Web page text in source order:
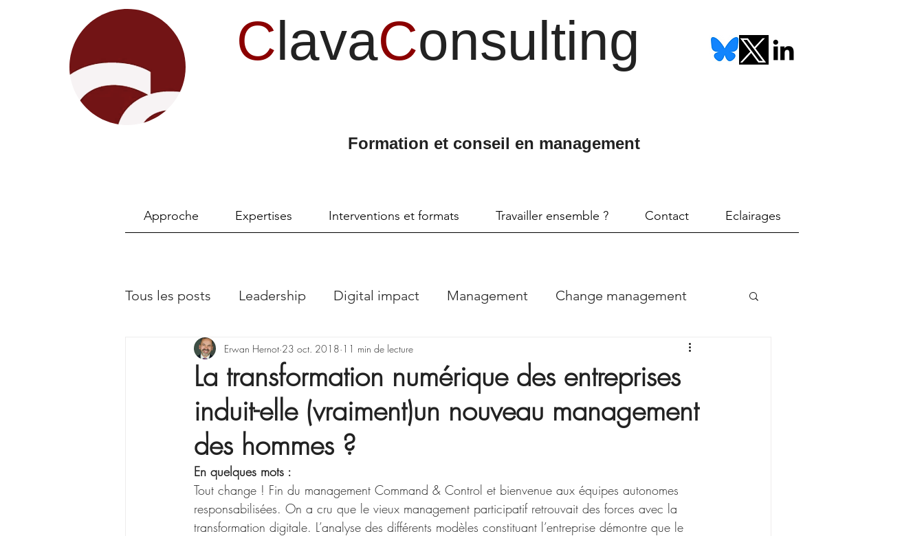
ClavaConsulting
Formation et conseil en management
Approche Expertises Interventions et formats Travailler ensemble ? Contact Eclairages
Tous les posts Leadership Digital impact Management Change management
X raisons pour ... Learning & Development
La Minute Management Gestion de projet
La transformation numérique des entreprises
induit-elle (vraiment)un nouveau management
des hommes ?
Erwan Hernot 23 oct. 2018 11 min de lecture
En quelques mots :
Tout change ! Fin du management Command & Control et bienvenue aux équipes autonomes
responsabilisées. On a cru que le vieux management participatif retrouvait des forces avec la
transformation digitale. L’analyse des différents modèles constituant l’entreprise démontre que le